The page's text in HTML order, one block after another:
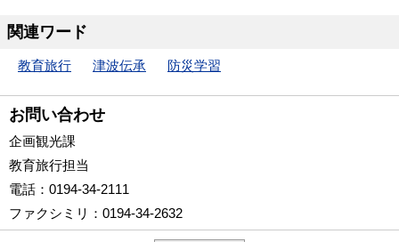
関連ワード
教育旅行 津波伝承 防災学習
お問い合わせ
企画観光課
教育旅行担当
電話 ：0194-34-2111
ファクシミリ ：0194-34-2632